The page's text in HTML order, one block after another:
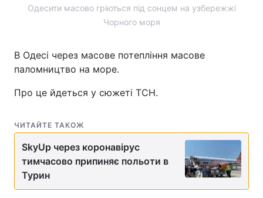
Одесити масово гріються під сонцем на узбережжі
Чорного моря
В Одесі через масове потепління масове
паломництво на море.
Про це йдеться у сюжеті ТСН.
ЧИТАЙТЕ ТАКОЖ
SkyUp через коронавірус
тимчасово припиняє польоти в
Турин